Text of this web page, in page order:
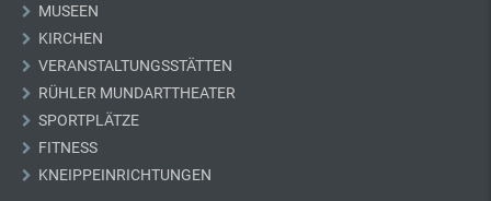
MUSEEN
KIRCHEN
VERANSTALTUNGSSTÄTTEN
RÜHLER MUNDARTTHEATER
SPORTPLÄTZE
FITNESS
KNEIPPEINRICHTUNGEN